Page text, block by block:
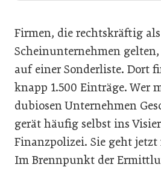
Firmen, die rechtskräftig als
Scheinunternehmen
auf einer Sonderliste. Dort
knapp 1.500 Einträge. Wer
dubiosen Unternehmen
gerät häufig selbst ins
Finanzpolizei. Sie geht
Im Brennpunkt der